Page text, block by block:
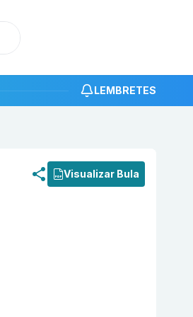
LEMBRETES
Visualizar Bula